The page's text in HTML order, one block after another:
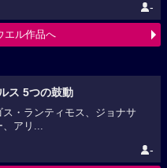
-
エル作品へ
ス 5つの鼓動
ス・ランティモス、ジョナサ
、アリ...
-